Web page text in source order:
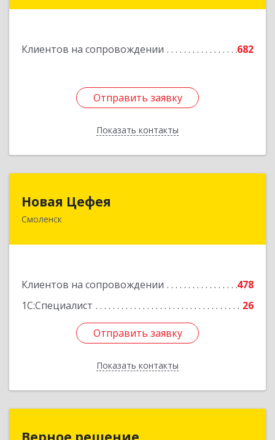
Клиентов на сопровождении 682
Отправить заявку
Показать контакты
Отправить заявку
Назад
Новая Цефея
Смоленск
Клиентов на сопровождении
478
1С:Специалист
26
Отправить заявку
Показать контакты
214018, Смоленская обл, Смоленск г, Раевского
Отправить заявку
Назад